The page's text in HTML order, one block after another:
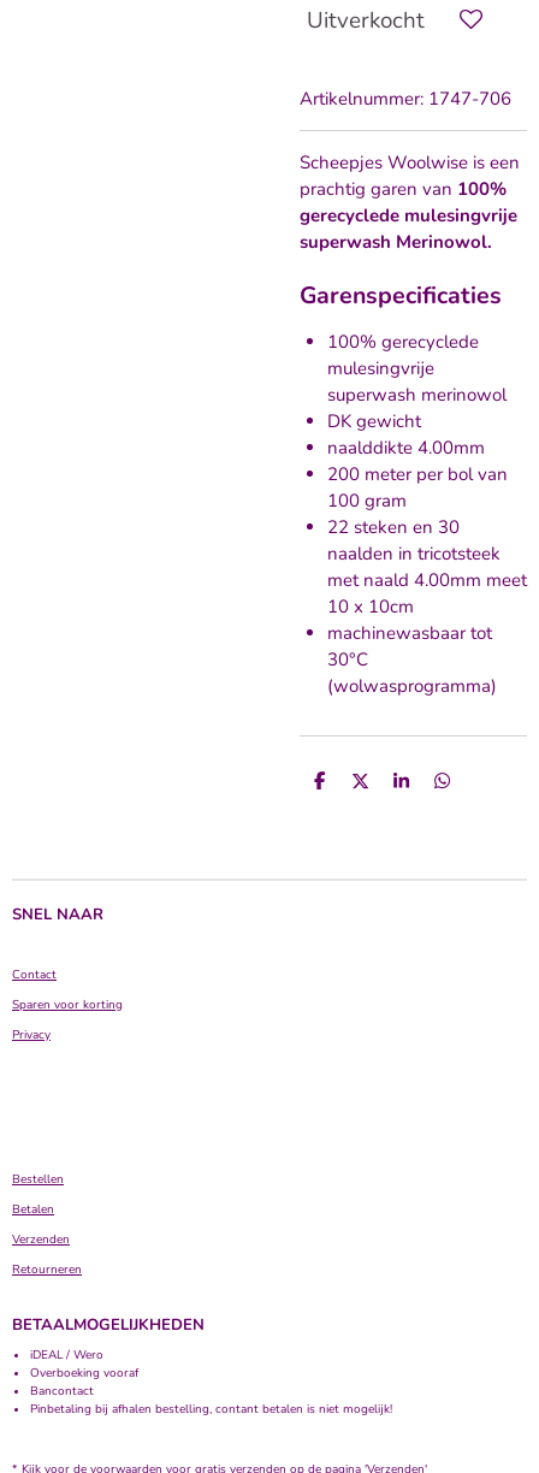
Uitverkocht
Artikelnummer: 1747-706
Scheepjes Woolwise is een
prachtig garen van 100%
gerecyclede mulesingvrije
superwash Merinowol.
Garenspecificaties
100% gerecyclede
mulesingvrije
superwash merinowol
DK gewicht
naalddikte 4.00mm
200 meter per bol van
100 gram
22 steken en 30
naalden in tricotsteek
met naald 4.00mm meet
10 x 10cm
machinewasbaar tot
30°C
(wolwasprogramma)
D
D
S
D
SNEL NAAR
Contact
Sparen voor korting
Privacy
Bestellen
Betalen
Verzenden
Retourneren
BETAALMOGELIJKHEDEN
iDEAL / Wero
Overboeking vooraf
Bancontact
Pinbetaling bij afhalen bestelling, contant betalen is niet mogelijk!
* Kijk voor de voorwaarden voor gratis verzenden op de pagina 'Verzenden'